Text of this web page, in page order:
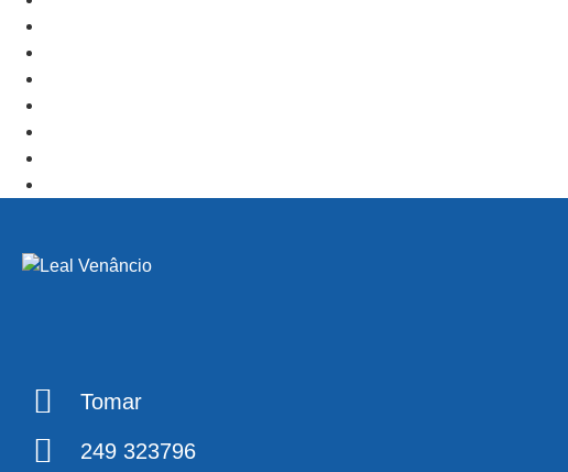
Tomar
249 323796